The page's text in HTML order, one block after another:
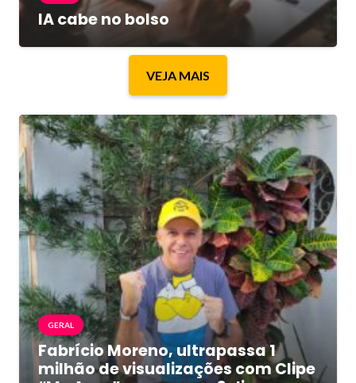
IA cabe no bolso
VEJA MAIS
GERAL
Fabrício Moreno, ultrapassa 1
milhão de visualizações com Clipe